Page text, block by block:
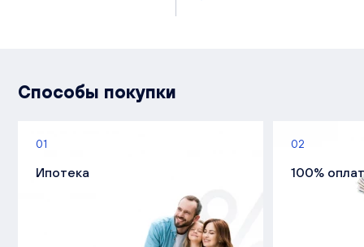
Способы покупки
01
Ипотека
02
100%